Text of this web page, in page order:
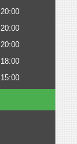
20:00
20:00
20:00
18:00
15:00